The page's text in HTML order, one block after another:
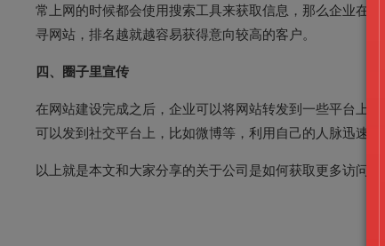
常上网的时候都会使用搜索工具来获取信息，那么企业在
寻网站，排名越就越容易获得意向较高的客户。
四、圈子里宣传
在网站建设完成之后，企业可以将网站转发到一些平台上
可以发到社交平台上，比如微博等，利用自己的人脉迅速
以上就是本文和大家分享的关于公司是如何获取更多访问